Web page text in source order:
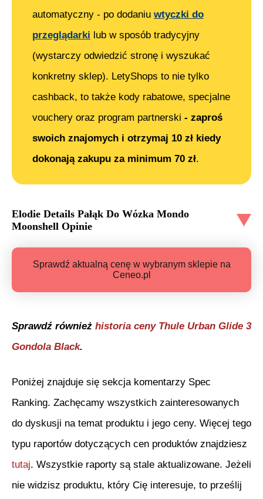
automatyczny - po dodaniu wtyczki do
przeglądarki lub w sposób tradycyjny
(wystarczy odwiedzić stronę i wyszukać
konkretny sklep). LetyShops to nie tylko
cashback, to także kody rabatowe, specjalne
vouchery oraz program partnerski - zaproś
swoich znajomych i otrzymaj 10 zł kiedy
dokonają zakupu za minimum 70 zł.
Elodie Details Pałąk Do Wózka Mondo
Moonshell Opinie
Sprawdź aktualną cenę w wybranym sklepie na
Ceneo.pl
Sprawdź również historia ceny Thule Urban Glide 3
Gondola Black.
Poniżej znajduje się sekcja komentarzy Spec
Ranking. Zachęcamy wszystkich zainteresowanych
do dyskusji na temat produktu i jego ceny. Więcej tego
typu raportów dotyczących cen produktów znajdziesz
tutaj. Wszystkie raporty są stale aktualizowane. Jeżeli
nie widzisz produktu, który Cię interesuje, to prześlij